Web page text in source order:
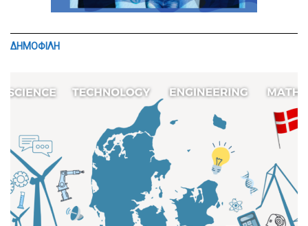
ΔΗΜΟΦΙΛΗ